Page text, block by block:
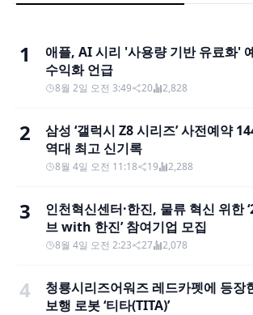
1
애플, AI 시리 '사용량 기반 유료화'
수익화 언급
8월 2일 오전 3:49 20 2,828
2
삼성 ‘갤럭시 Z8 시리즈’ 사전예약
역대 최고 신기록
8월 4일 오전 11:18 19 2,288
3
인천혁신센터·한진, 물류 혁신 위한
브 with 한진’ 참여기업 모집
8월 4일 오전 2:23 27 2,078
4
청룡시리즈어워즈 레드카펫에 등장
보행 로봇 ‘티타(TITA)’